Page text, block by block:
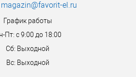
magazin@favorit-el.ru
График работы
Пт: с 9:00 до 18:00
Сб: Выходной
Вс: Выходной